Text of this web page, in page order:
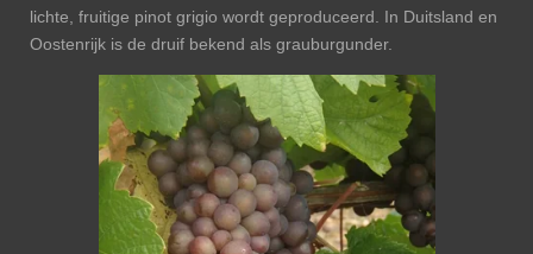
lichte, fruitige pinot grigio wordt geproduceerd. In Duitsland en
Oostenrijk is de druif bekend als grauburgunder.